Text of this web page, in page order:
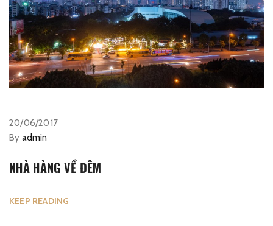
20/06/2017
By admin
NHÀ HÀNG VỀ ĐÊM
KEEP READING